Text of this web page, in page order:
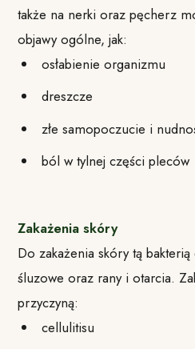
także na nerki oraz pęcherz
objawy ogólne, jak:
osłabienie organizmu
dreszcze
złe samopoczucie i
ból w tylnej części pleców
Zakażenia skóry
Do zakażenia skóry tą
śluzowe oraz rany i otarcia.
przyczyną:
cellulitisu